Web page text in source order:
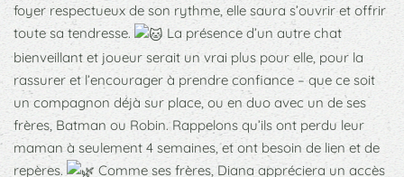
foyer respectueux de son rythme, elle saura s’ouvrir et offrir
toute sa tendresse.
La présence d’un autre chat
bienveillant et joueur serait un vrai plus pour elle, pour la
rassurer et l’encourager à prendre confiance – que ce soit
un compagnon déjà sur place, ou en duo avec un de ses
frères, Batman ou Robin. Rappelons qu’ils ont perdu leur
maman à seulement 4 semaines, et ont besoin de lien et de
repères.
Comme ses frères, Diana appréciera un accès